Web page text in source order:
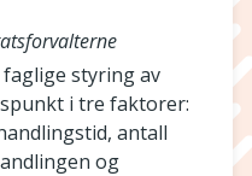
styring av
i tre faktorer:
antall
og